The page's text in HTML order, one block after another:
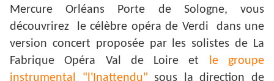
Mercure Orléans Porte de Sologne, vous
découvrirez le célèbre opéra de Verdi dans une
version concert proposée par les solistes de La
Fabrique Opéra Val de Loire et le groupe
instrumental "l'Inattendu" sous la direction de